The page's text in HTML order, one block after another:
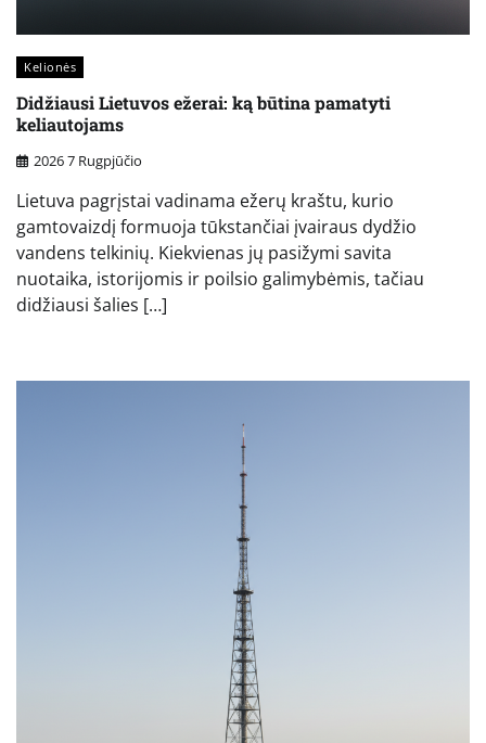
Kelionės
Didžiausi Lietuvos ežerai: ką būtina pamatyti
keliautojams
2026 7 Rugpjūčio
Lietuva pagrįstai vadinama ežerų kraštu, kurio
gamtovaizdį formuoja tūkstančiai įvairaus dydžio
vandens telkinių. Kiekvienas jų pasižymi savita
nuotaika, istorijomis ir poilsio galimybėmis, tačiau
didžiausi šalies […]